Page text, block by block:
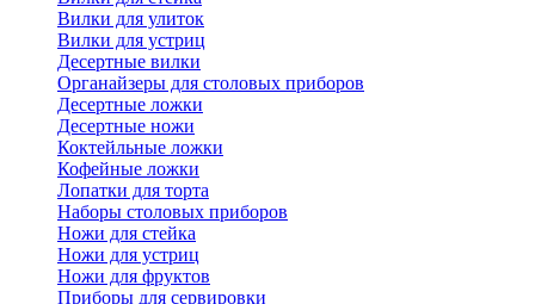
Вилки для улиток
Вилки для устриц
Десертные вилки
Органайзеры для столовых приборов
Десертные ложки
Десертные ножи
Коктейльные ложки
Кофейные ложки
Лопатки для торта
Наборы столовых приборов
Ножи для стейка
Ножи для устриц
Ножи для фруктов
Приборы для сервировки